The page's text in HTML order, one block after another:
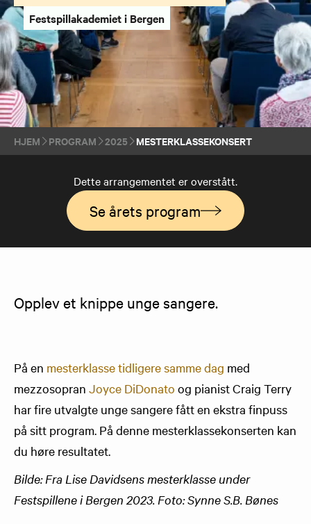
Festspillakademiet i Bergen
HJEM PROGRAM 2025 MESTERKLASSEKONSERT
Dette arrangementet er overstått.
Se årets program
Opplev et knippe unge sangere.
På en mesterklasse tidligere samme dag med
mezzosopran Joyce DiDonato og pianist Craig Terry
har fire utvalgte unge sangere fått en ekstra finpuss
på sitt program. På denne mesterklassekonserten kan
du høre resultatet.
Bilde: Fra Lise Davidsens mesterklasse under
Festspillene i Bergen 2023. Foto: Synne S.B. Bønes